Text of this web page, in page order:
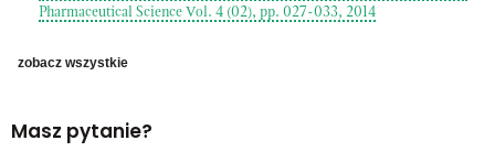
Pharmaceutical Science Vol. 4 (02), pp. 027-033, 2014
zobacz wszystkie
Masz pytanie?